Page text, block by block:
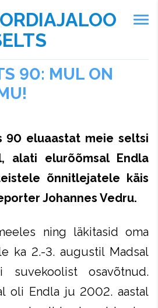
90: MUL ON
90 eluaastat meie seltsi
alati elurõõmsal Endla
õnnitlejatele käis
Johannes Vedru.
ning läkitasid oma
ka 2.-3. augustil Madsal
suvekoolist osavõtnud.
oli Endla ju 2002. aastal